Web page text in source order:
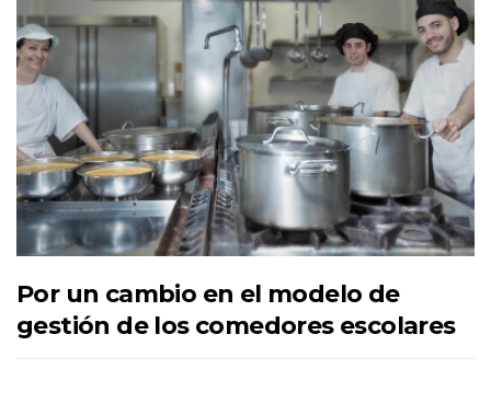
Por un cambio en el modelo de
gestión de los comedores escolares